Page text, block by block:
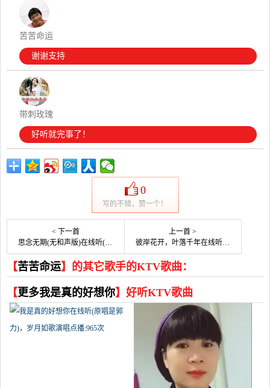
苦苦命运
谢谢支持
带刺玫瑰
好听就完事了！
0
写的不错，赞一个！
< 下一首
思念无期(无和声版)在线听(原唱是王爱华)，苦苦命运演唱点播:24次
上一首 >
彼岸花开，叶落千年在线听(原唱是作者: 余博雅/制作：艳儿)，自由翱翔演唱点播:17次
【苦苦命运】的其它歌手的KTV歌曲：
【更多我是真的好想你】好听KTV歌曲